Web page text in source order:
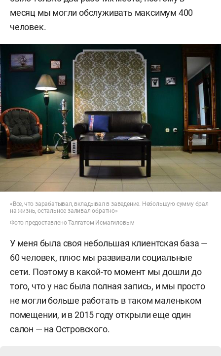
месяц мы могли обслуживать максимум 400
человек.
«Все, что зарабатывал, вкладывал в заведение. Небольшую сумму брал
на жизнь, остальное заливал обратно»
Фото предоставлено Талгатом Исмагиловым
У меня была своя небольшая клиентская база —
60 человек, плюс мы развивали социальные
сети. Поэтому в какой-то момент мы дошли до
того, что у нас была полная запись, и мы просто
не могли больше работать в таком маленьком
помещении, и в 2015 году открыли еще один
салон — на Островского.